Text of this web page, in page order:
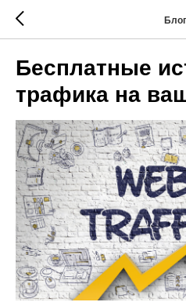
Блог
Бесплатные
трафика на